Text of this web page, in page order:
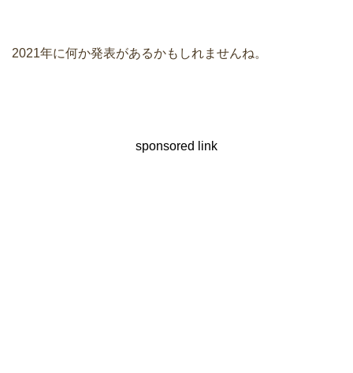
2021年に何か発表があるかもしれませんね。
sponsored link